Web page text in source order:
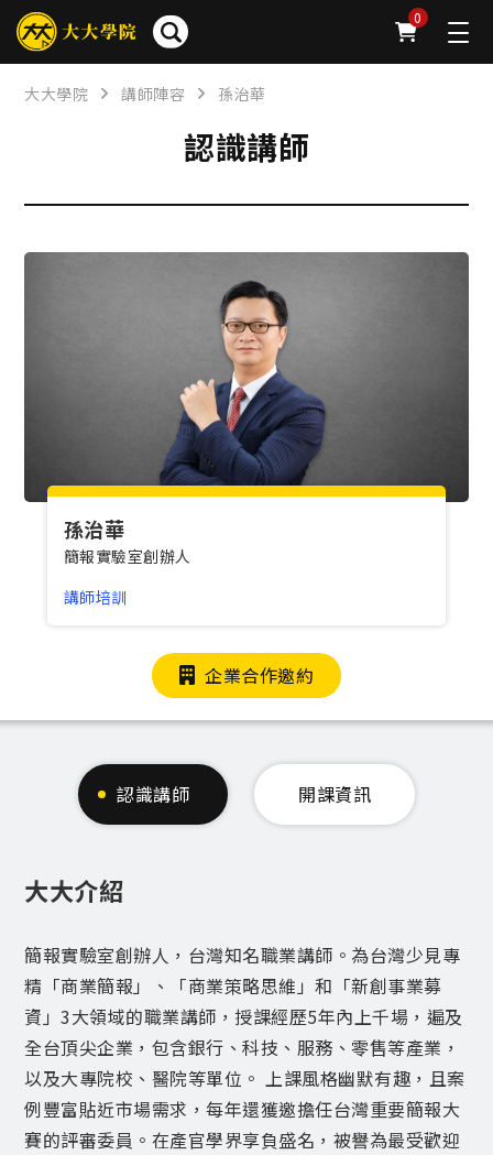
0
大大學院 講師陣容 孫治華
認識講師
孫治華
簡報實驗室創辦人
講師培訓
認識講師 開課資訊
企業合作邀約
大大介紹
簡報實驗室創辦人，台灣知名職業講師。為台灣少見專
精「商業簡報」、「商業策略思維」和「新創事業募
資」3大領域的職業講師，授課經歷5年內上千場，遍及
全台頂尖企業，包含銀行、科技、服務、零售等產業，
以及大專院校、醫院等單位。 上課風格幽默有趣，且案
例豐富貼近市場需求，每年還獲邀擔任台灣重要簡報大
賽的評審委員。在產官學界享負盛名，被譽為最受歡迎